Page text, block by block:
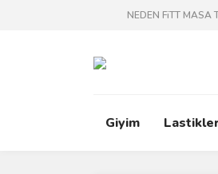
NEDEN FiTT MASA
Giyim